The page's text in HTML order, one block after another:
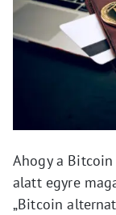
Ahogy a Bitcoin
alatt egyre
„Bitcoin